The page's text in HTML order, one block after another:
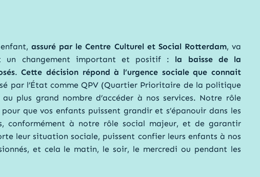
enfant,assuré par le Centre Culturel et Social Rotterdam, va
un changement important et positif : la baisse de la
.Cette décision répond à l’urgence sociale que connait
par l’État comme QPV (Quartier Prioritaire de la politique
plus grand nombre d’accéder à nos services. Notre rôle
que vos enfants puissent grandir et s’épanouir dans les
conformément à notre rôle social majeur, et de garantir
leur situation sociale, puissent confier leurs enfants à nos
et cela le matin, le soir, le mercredi ou pendant les